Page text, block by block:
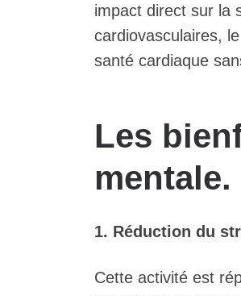
impact direct sur la
cardiovasculaires,
santé cardiaque
Les
mentale.
1. Réduction du
Cette activité est